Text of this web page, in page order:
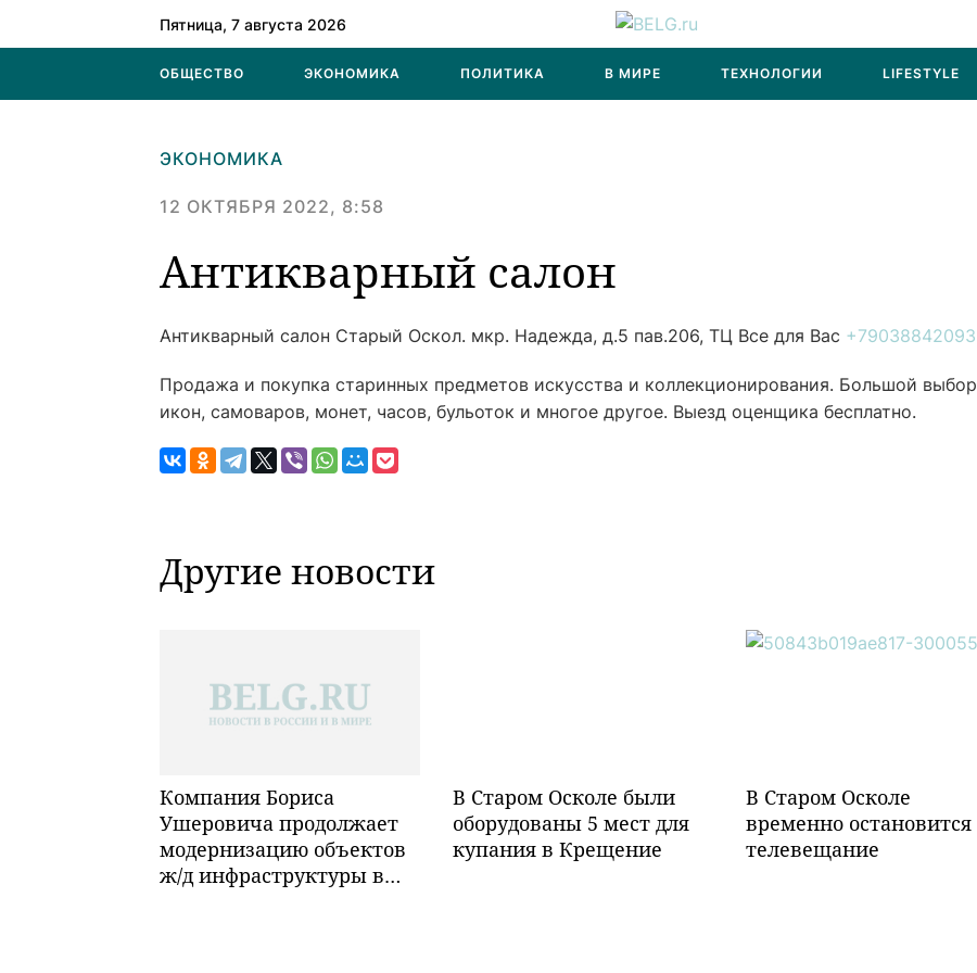
Пятница, 7 августа 2026
ОБЩЕСТВО ЭКОНОМИКА ПОЛИТИКА В МИРЕ ТЕХНОЛОГИИ LIFESTYLE
ЭКОНОМИКА
12 ОКТЯБРЯ 2022, 8:58
Антикварный салон
Антикварный салон Старый Оскол. мкр. Надежда, д.5 пав.206, ТЦ Все для Вас +79038842093
Продажа и покупка старинных предметов искусства и коллекционирования. Большой выбор
икон, самоваров, монет, часов, бульоток и многое другое. Выезд оценщика бесплатно.
Другие новости
Компания Бориса
Ушеровича продолжает
модернизацию объектов
ж/д инфраструктуры в
В Старом Осколе были
оборудованы 5 мест для
купания в Крещение
В Старом Осколе
временно остановится
телевещание